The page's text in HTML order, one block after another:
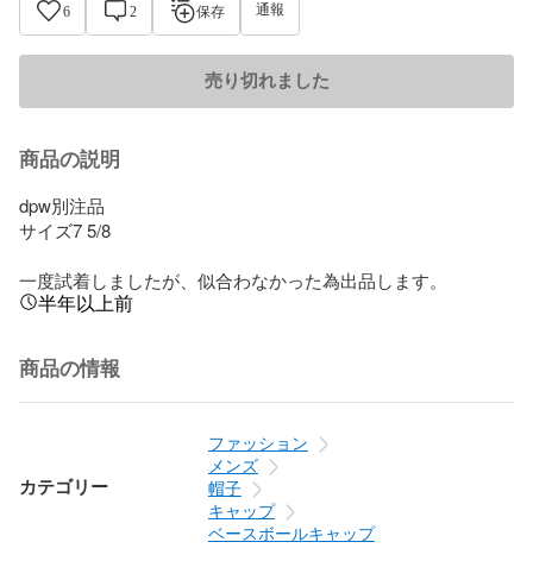
6 2 保存 通報
売り切れました
商品の説明
dpw別注品
サイズ7 5/8
一度試着しましたが、似合わなかった為出品します。
半年以上前
商品の情報
カテゴリー
ファッション
メンズ
帽子
キャップ
ベースボールキャップ